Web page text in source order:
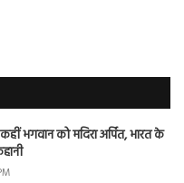
भगवान को मदिरा अर्पित, भारत के